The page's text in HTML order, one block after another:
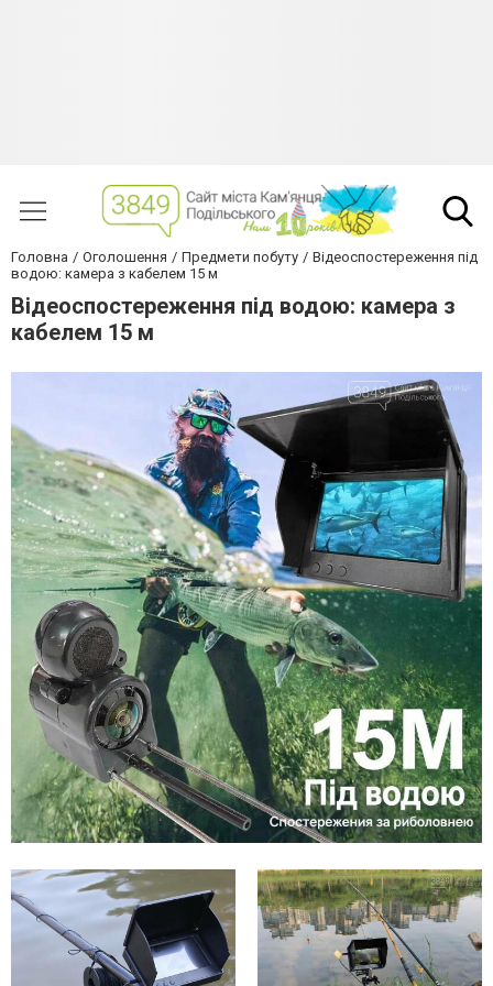
Головна Оголошення Предмети побуту
Відеоспостереження під
водою: камера з кабелем 15 м
Відеоспостереження під водою: камера з
кабелем 15 м